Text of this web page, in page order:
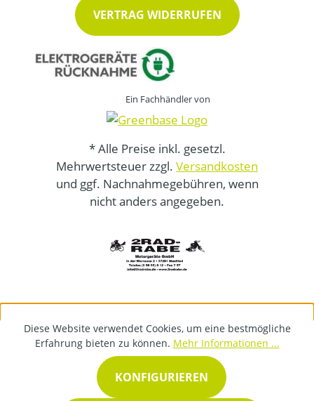
VERTRAG WIDERRUFEN
Ein Fachhändler von
* Alle Preise inkl. gesetzl.
Mehrwertsteuer zzgl. Versandkosten
und ggf. Nachnahmegebühren, wenn
nicht anders angegeben.
Diese Website verwendet Cookies, um eine bestmögliche
Erfahrung bieten zu können. Mehr Informationen ...
KONFIGURIEREN